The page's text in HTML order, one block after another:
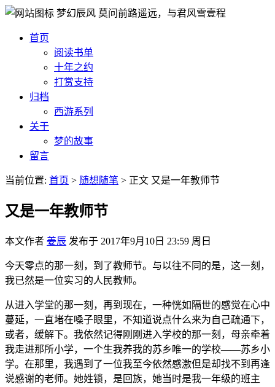
梦幻辰风 莫问前路遥远，与君风雪壹程
首页
阅读书单
十年之约
打赏支持
归档
西游系列
关于
梦的故事
留言
当前位置: 首页 > 随想随笔 > 正文 又是一年教师节
又是一年教师节
本文作者 姜辰 发布于 2017年9月10日 23:59 周日
今天零点的那一刻，到了教师节。与以往不同的是，这一刻，
我已然是一位实习的人民教师。
从进入学堂的那一刻，再到现在，一种恍如隔世的感觉在心中
蔓延，一直堵在嗓子眼里，不知道说点什么来为自己疏通下，
或者，缓解下。我依然记得刚刚进入学校的那一刻，母亲牵着
我走进那所小学，一个生我养我的苏乡唯一的学校——苏乡小
学。在那里，我遇到了一位我至今依然感激但是却找不到再逢
说感谢的老师。她姓锁，是回族，她当时是我一年级的班主